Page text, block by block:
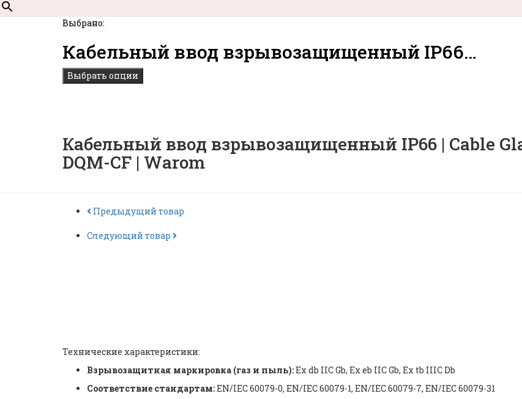
Выбрано:
Кабельный ввод взрывозащищенный IP66…
Выбрать опции
Кабельный ввод взрывозащищенный IP66 | Cable
DQM-CF | Warom
Предыдущий товар
Следующий товар
Технические характеристики:
Взрывозащитная маркировка (газ и пыль):Ex db IIC Gb, Ex eb IIC Gb, Ex tb IIIC Db
Соответствие стандартам:EN/IEC 60079-0, EN/IEC 60079-1, EN/IEC 60079-7, EN/IEC 60079-31